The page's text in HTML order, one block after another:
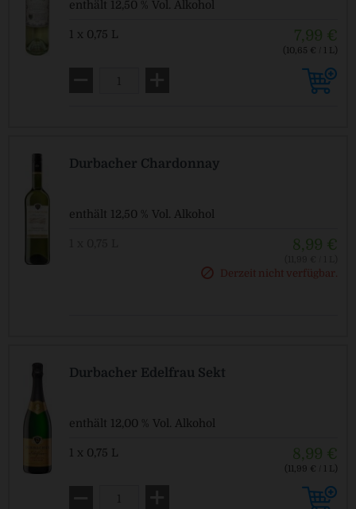
enthält 12,50 % Vol. Alkohol
1 x 0,75 L 7,99 €
(10,65 € / 1 L)
Durbacher Chardonnay
enthält 12,50 % Vol. Alkohol
8,99 €
Pfandfrei!
Derzeit nicht verfügbar.
Durbacher Edelfrau Sekt
enthält 12,00 % Vol. Alkohol
1 x 0,75 L 8,99 €
(11,99 € / 1 L)